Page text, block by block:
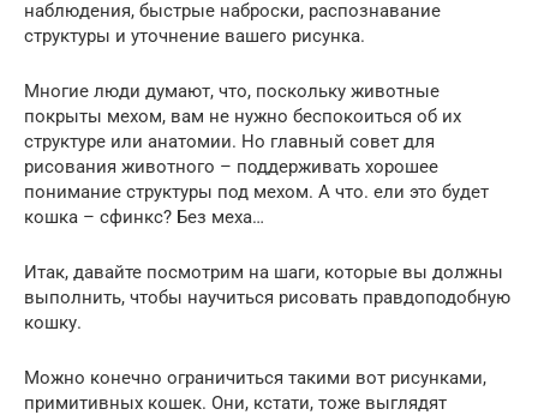
наблюдения, быстрые наброски, распознавание
структуры и уточнение вашего рисунка.
Многие люди думают, что, поскольку животные
покрыты мехом, вам не нужно беспокоиться об их
структуре или анатомии. Но главный совет для
рисования животного – поддерживать хорошее
понимание структуры под мехом. А что. ели это будет
кошка – сфинкс? Без меха…
Итак, давайте посмотрим на шаги, которые вы должны
выполнить, чтобы научиться рисовать правдоподобную
кошку.
Можно конечно ограничиться такими вот рисунками,
примитивных кошек. Они, кстати, тоже выглядят